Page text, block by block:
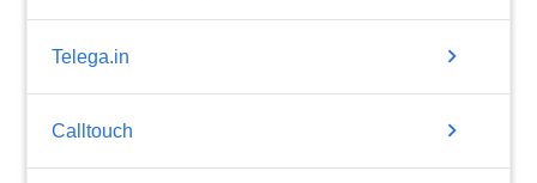
Telega.in chevron_right
Calltouch chevron_right